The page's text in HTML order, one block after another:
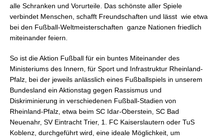
alle Schranken und Vorurteile. Das schönste aller Spiele
verbindet Menschen, schafft Freundschaften und lässt  wie etwa
bei den Fußball-Weltmeisterschaften  ganze Nationen friedlich
miteinander feiern.
So ist die Aktion Fußball für ein buntes Miteinander des
Ministeriums des Innern, für Sport und Infrastruktur Rheinland-
Pfalz, bei der jeweils anlässlich eines Fußballspiels in unserem
Bundesland ein Aktionstag gegen Rassismus und
Diskriminierung in verschiedenen Fußball-Stadien von
Rheinland-Pfalz, etwa beim SC Idar-Oberstein, SC Bad
Neuenahr, SV Eintracht Trier, 1. FC Kaiserslautern oder TuS
Koblenz, durchgeführt wird, eine ideale Möglichkeit, um